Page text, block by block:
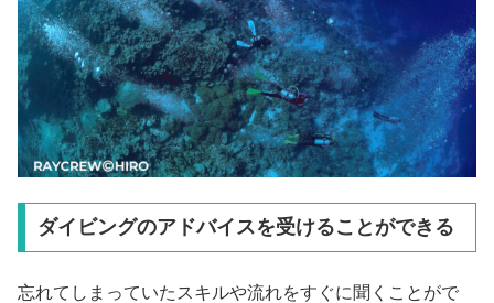
ダイビングのアドバイスを受けることができる
忘れてしまっていたスキルや流れをすぐに聞くことがで